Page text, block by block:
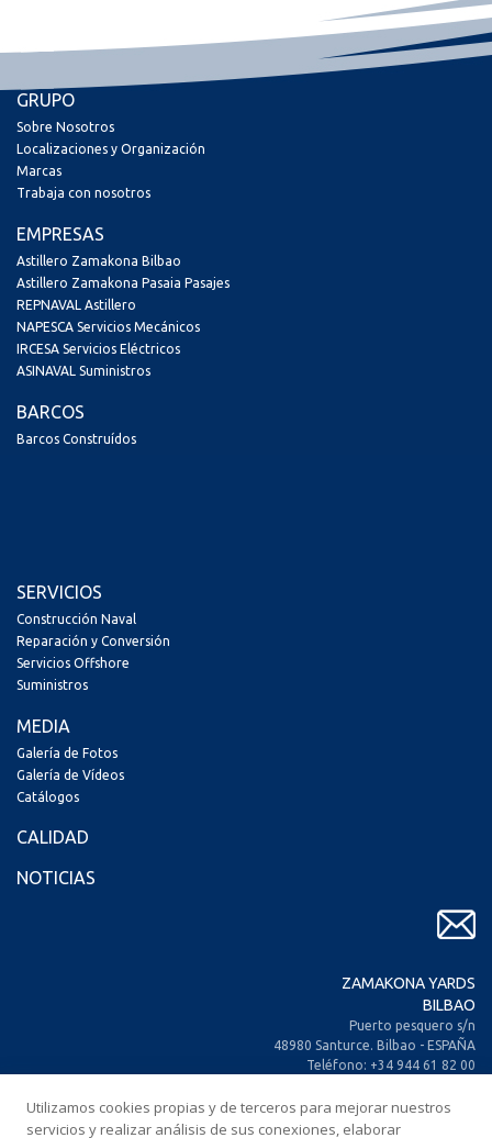
GRUPO
Sobre Nosotros
Localizaciones y Organización
Marcas
Trabaja con nosotros
EMPRESAS
Astillero Zamakona Bilbao
Astillero Zamakona Pasaia Pasajes
REPNAVAL Astillero
NAPESCA Servicios Mecánicos
IRCESA Servicios Eléctricos
ASINAVAL Suministros
BARCOS
Barcos Construídos
SERVICIOS
Construcción Naval
Reparación y Conversión
Servicios Offshore
Suministros
MEDIA
Galería de Fotos
Galería de Vídeos
Catálogos
CALIDAD
NOTICIAS
ZAMAKONA YARDS
BILBAO
Puerto pesquero s/n
48980 Santurce. Bilbao - ESPAÑA
Teléfono: +34 944 61 82 00
Fax: +34 944 61 25 80
E-mail: zamakona@zamakona.com
Utilizamos cookies propias y de terceros para mejorar nuestros
servicios y realizar análisis de sus conexiones, elaborar